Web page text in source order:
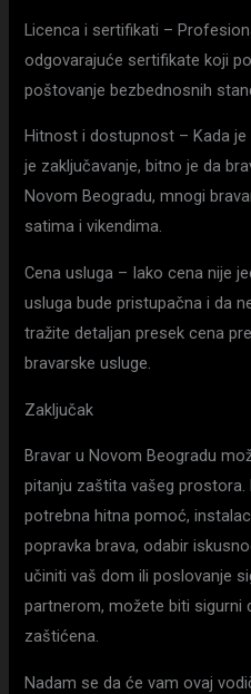
Licenca i sertifikati –
odgovarajuće sertifikate koji
poštovanje bezbednosnih
Hitnost i dostupnost – Kada
je zaključavanje, bitno je da
Novom Beogradu, mnogi
satima i vikendima.
Cena usluga – Iako cena nije
usluga bude pristupačna i da
tražite detaljan presek cena
bravarske usluge.
Zaključak
Bravar u Novom Beogradu
pitanju zaštita vašeg
potrebna hitna pomoć,
popravka brava, odabir
učiniti vaš dom ili poslovanje
partnerom, možete biti sigurni
zaštićena.
Nadam se da će vam ovaj